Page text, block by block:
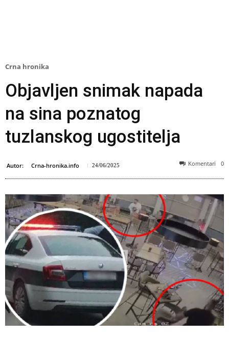
Crna hronika
Objavljen snimak napada
na sina poznatog
tuzlanskog ugostitelja
Autor: Crna-hronika.info 24/06/2025 Komentari 0